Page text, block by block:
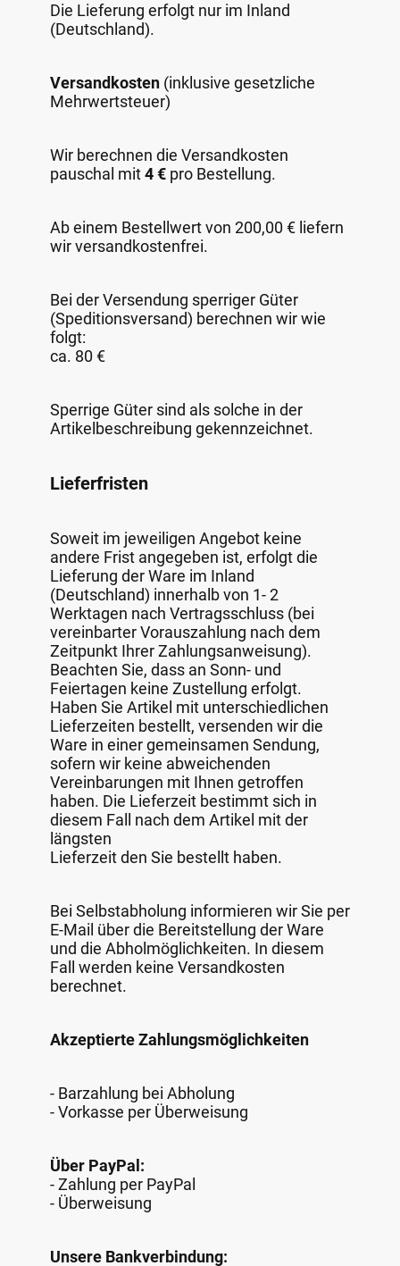
Die Lieferung erfolgt nur im Inland
(Deutschland).
Versandkosten (inklusive gesetzliche
Mehrwertsteuer)
Wir berechnen die Versandkosten
pauschal mit4 € pro Bestellung.
Ab einem Bestellwert von 200,00 € liefern
wir versandkostenfrei.
Bei der Versendung sperriger Güter
(Speditionsversand) berechnen wir wie
folgt:
ca. 80 €
Sperrige Güter sind als solche in der
Artikelbeschreibung gekennzeichnet.
Lieferfristen
Soweit im jeweiligen Angebot keine
andere Frist angegeben ist, erfolgt die
Lieferung der Ware im Inland
(Deutschland) innerhalb von 1- 2
Werktagen nach Vertragsschluss (bei
vereinbarter Vorauszahlung nach dem
Zeitpunkt Ihrer Zahlungsanweisung).
Beachten Sie, dass an Sonn- und
Feiertagen keine Zustellung erfolgt.
Haben Sie Artikel mit unterschiedlichen
Lieferzeiten bestellt, versenden wir die
Ware in einer gemeinsamen Sendung,
sofern wir keine abweichenden
Vereinbarungen mit Ihnen getroffen
haben. Die Lieferzeit bestimmt sich in
diesem Fall nach dem Artikel mit der
längsten
Lieferzeit den Sie bestellt haben.
Bei Selbstabholung informieren wir Sie per
E-Mail über die Bereitstellung der Ware
und die Abholmöglichkeiten. In diesem
Fall werden keine Versandkosten
berechnet.
Akzeptierte Zahlungsmöglichkeiten
- Barzahlung bei Abholung
- Vorkasse per Überweisung
Über PayPal:
- Zahlung per PayPal
- Überweisung
Unsere Bankverbindung: